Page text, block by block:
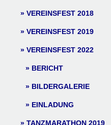
VEREINSFEST 2018
VEREINSFEST 2019
VEREINSFEST 2022
BERICHT
BILDERGALERIE
EINLADUNG
TANZMARATHON 2019